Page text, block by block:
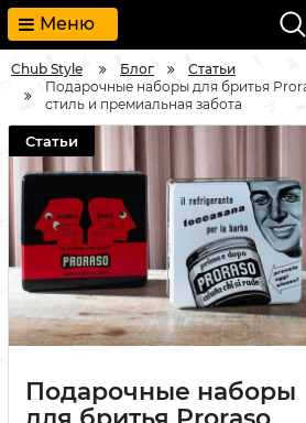
Меню
Chub Style Блог
Статьи
Подарочные наборы для бритья
стиль и премиальная забота
Статьи
Подарочные наборы